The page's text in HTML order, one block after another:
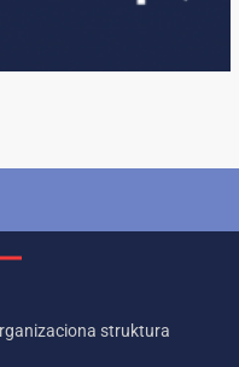
struktura